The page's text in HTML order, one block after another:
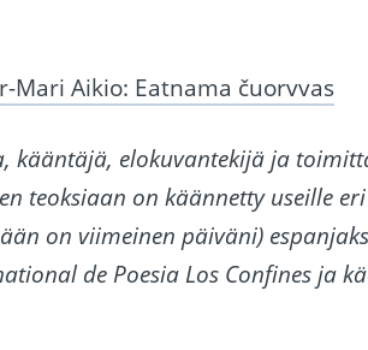
Mari Aikio: Eatnama čuorvvas
kääntäjä, elokuvantekijä ja
teoksiaan on käännetty useille
on viimeinen päiväni)
de Poesia Los Confines ja